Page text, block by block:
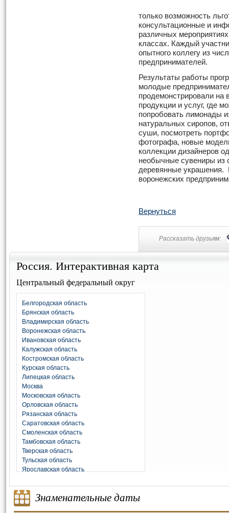
только возможность
консультационные и
различных
классах. Каждый
опытного коллегу из
предпринимателей.
Результаты работы
молодые
продемонстрировали на
продукции и услуг, где
попробовать лимонады
натуральных сиропов,
суши, посмотреть
фотографа, новые
коллекции дизайнеров
необычные сувениры из
деревянные украшения.
воронежских
Вернуться
Рассказать друзьям:
Россия. Интерактивная карта
Центральный федеральный округ
Белгородская область
Брянская область
Владимирская область
Воронежская область
Ивановская область
Калужская область
Костромская область
Курская область
Липецкая область
Москва
Московская область
Орловская область
Рязанская область
Саратовская область
Смоленская область
Тамбовская область
Тверская область
Тульская область
Ярославская область
Знаменательные даты